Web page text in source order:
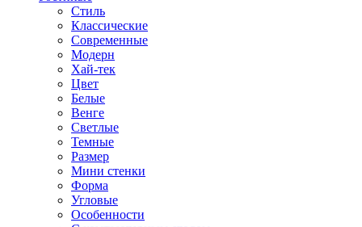
Стиль
Классические
Современные
Модерн
Хай-тек
Цвет
Белые
Венге
Светлые
Темные
Размер
Мини стенки
Форма
Угловые
Особенности